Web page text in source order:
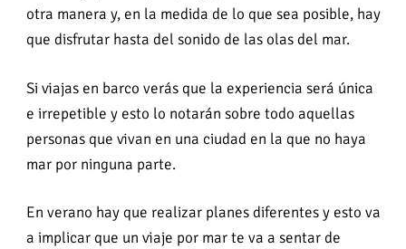
otra manera y, en la medida de lo que sea posible, hay
que disfrutar hasta del sonido de las olas del mar.
Si viajas en barco verás que la experiencia será única
e irrepetible y esto lo notarán sobre todo aquellas
personas que vivan en una ciudad en la que no haya
mar por ninguna parte.
En verano hay que realizar planes diferentes y esto va
a implicar que un viaje por mar te va a sentar de